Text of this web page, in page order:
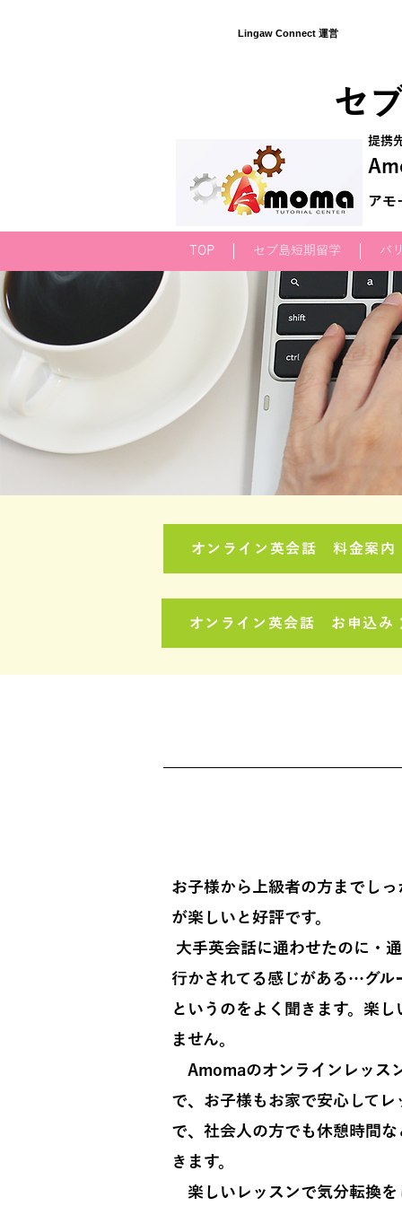
Lingaw Connect 運営
セ
提携
アモ
TOP セブ島短期留学 バ
オンライン英会話 料金案内
オンライン英会話 お申込み
お子様から上級者の方までしっ
が楽しいと好評です。
大手英会話に通わせたのに・
行かされてる感じがある…グル
というのをよく聞きます。 楽し
ません。
Amomaのオンラインレッス
で、お子様もお家で安心して
で、社会人の方でも休憩時間
きます。
楽しいレッスンで気分転換